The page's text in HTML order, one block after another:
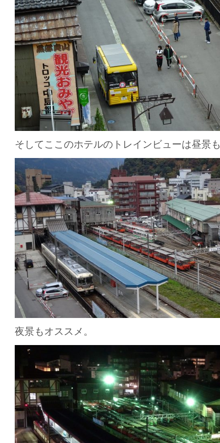
そしてここのホテルのトレインビューは昼景
夜景もオススメ。